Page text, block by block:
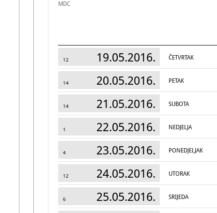
MDC
12 19.05.2016. ČETVRTAK
14 20.05.2016. PETAK
14 21.05.2016. SUBOTA
1 22.05.2016. NEDJELJA
4 23.05.2016. PONEDJELJAK
12 24.05.2016. UTORAK
6 25.05.2016. SRIJEDA